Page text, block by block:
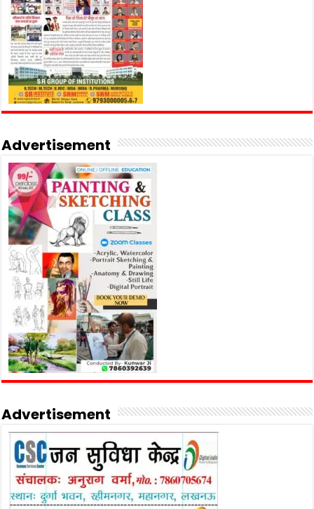
Advertisement
Advertisement